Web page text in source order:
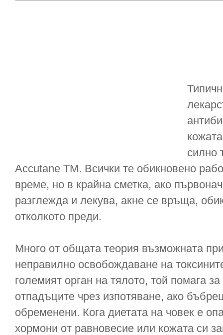
силно
Accutane TM. Всички те обикновено
време, но в крайна сметка, ако
разглежда и лекува, акне се връща,
отколкото преди.
Много от общата теория възможната
неправилно освобождаване на
големият орган на тялото, той помага
отпадъците чрез изпотяване, ако
обременени. Кога диетата на човек е
хормони от равновесие или кожата си